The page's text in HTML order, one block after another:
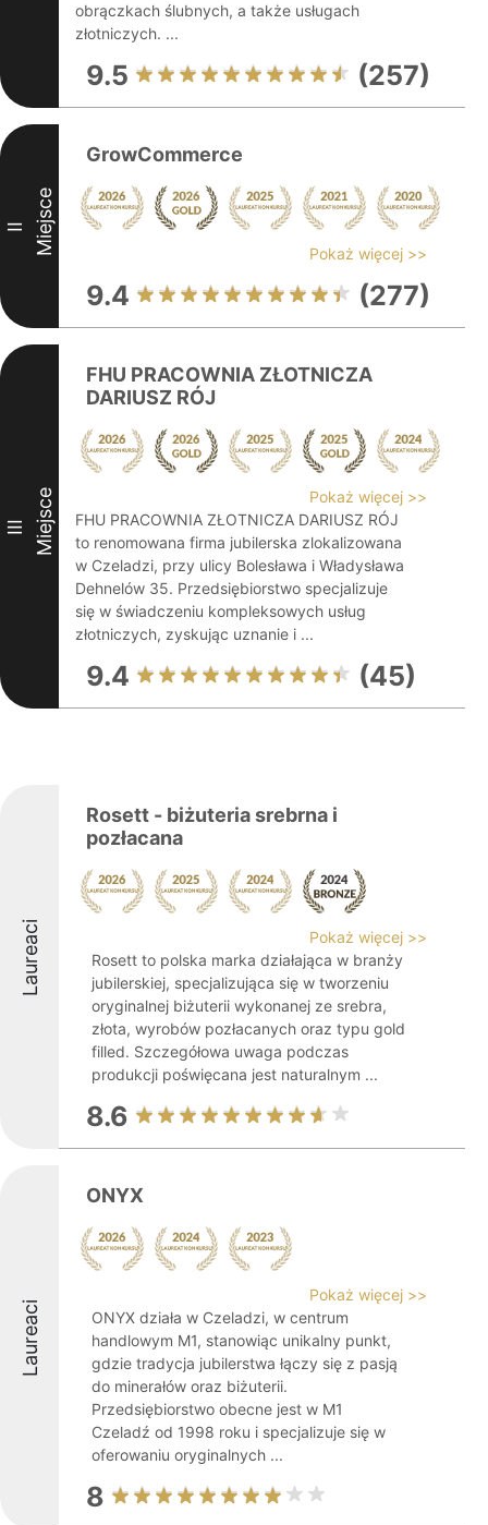
obrączkach ślubnych, a także usługach
złotniczych. ...
9.5 (257)
II Miejsce
GrowCommerce
Pokaż więcej >>
9.4 (277)
III Miejsce
FHU PRACOWNIA ZŁOTNICZA
DARIUSZ RÓJ
Pokaż więcej >>
FHU PRACOWNIA ZŁOTNICZA DARIUSZ RÓJ
to renomowana firma jubilerska zlokalizowana
w Czeladzi, przy ulicy Bolesława i Władysława
Dehnelów 35. Przedsiębiorstwo specjalizuje
się w świadczeniu kompleksowych usług
złotniczych, zyskując uznanie i ...
9.4 (45)
Laureaci
Rosett - biżuteria srebrna i
pozłacana
Pokaż więcej >>
Rosett to polska marka działająca w branży
jubilerskiej, specjalizująca się w tworzeniu
oryginalnej biżuterii wykonanej ze srebra,
złota, wyrobów pozłacanych oraz typu gold
filled. Szczegółowa uwaga podczas
produkcji poświęcana jest naturalnym ...
8.6
Laureaci
ONYX
Pokaż więcej >>
ONYX działa w Czeladzi, w centrum
handlowym M1, stanowiąc unikalny punkt,
gdzie tradycja jubilerstwa łączy się z pasją
do minerałów oraz biżuterii.
Przedsiębiorstwo obecne jest w M1
Czeladź od 1998 roku i specjalizuje się w
oferowaniu oryginalnych ...
8